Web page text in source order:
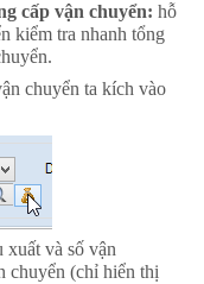
cấp vận chuyển: hỗ
kiểm tra nhanh tổng
chuyển ta kích vào
xuất và số vận
chuyển (chỉ hiển thị